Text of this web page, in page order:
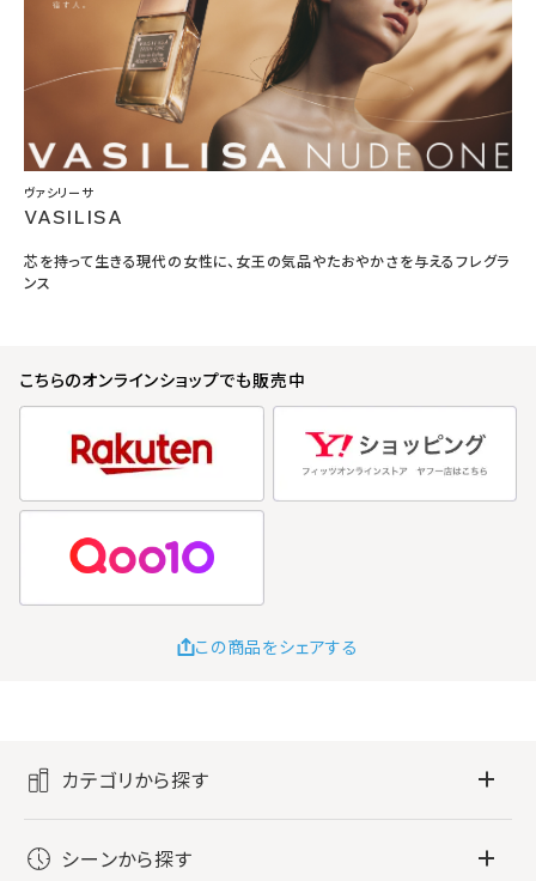
ヴァシリーサ
VASILISA
芯を持って生きる現代の女性に、女王の気品やたおやかさを与えるフレグラ
ンス
こちらのオンラインショップでも販売中
この商品をシェアする
カテゴリから探す
シーンから探す